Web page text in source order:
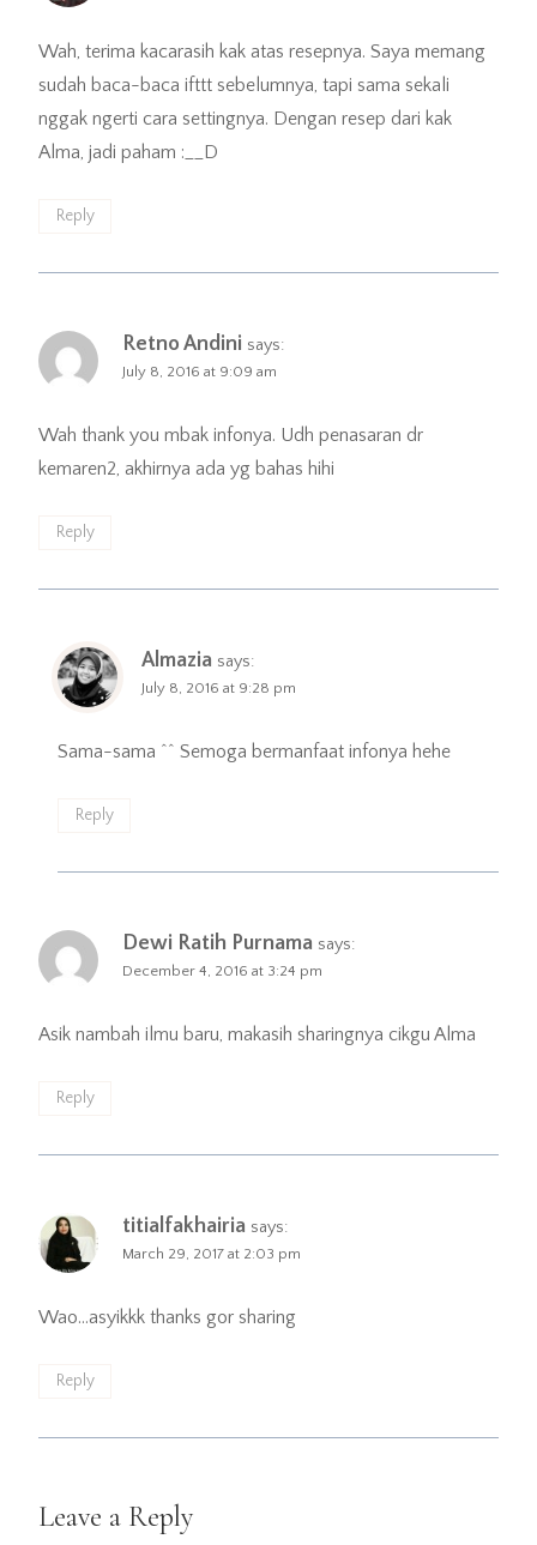
Wah, terima kacarasih kak atas resepnya. Saya memang
sudah baca-baca ifttt sebelumnya, tapi sama sekali
nggak ngerti cara settingnya. Dengan resep dari kak
Alma, jadi paham :__D
Reply
Retno Andini says:
July 8, 2016 at 9:09 am
Wah thank you mbak infonya. Udh penasaran dr
kemaren2, akhirnya ada yg bahas hihi
Reply
Almazia says:
July 8, 2016 at 9:28 pm
Sama-sama ^^ Semoga bermanfaat infonya hehe
Reply
Dewi Ratih Purnama says:
December 4, 2016 at 3:24 pm
Asik nambah ilmu baru, makasih sharingnya cikgu Alma
Reply
titialfakhairia says:
March 29, 2017 at 2:03 pm
Wao…asyikkk thanks gor sharing
Reply
Leave a Reply